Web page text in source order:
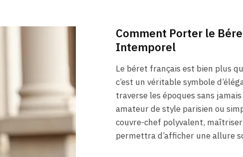
Comment Porter le
Intemporel
Le béret français est bien plus
c’est un véritable symbole
traverse les époques sans
amateur de style parisien ou
couvre-chef polyvalent,
permettra d’afficher une allure